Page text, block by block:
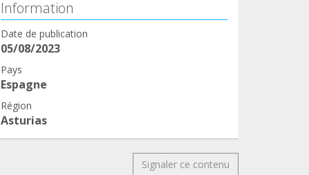
Information
Date de publication
05/08/2023
Pays
Espagne
Région
Asturias
Signaler ce contenu